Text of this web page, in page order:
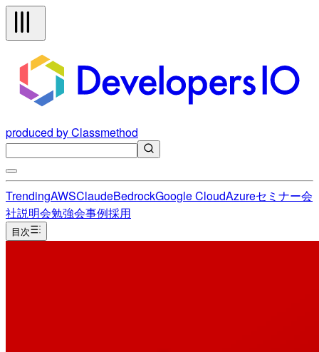
produced by Classmethod
TrendingAWSClaudeBedrockGoogle CloudAzureセミナー会
社説明会勉強会事例採用
目次